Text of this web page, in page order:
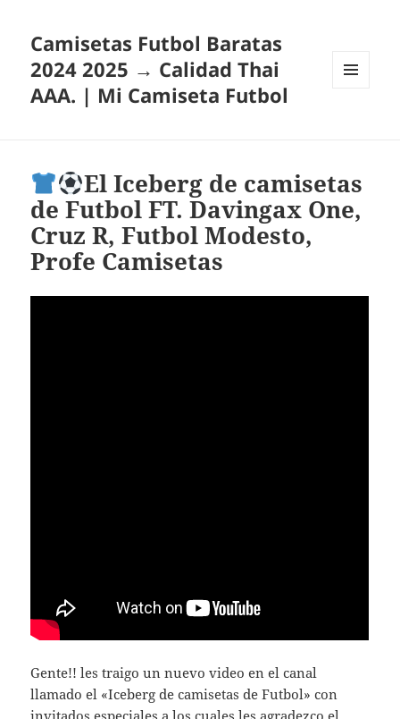
Camisetas Futbol Baratas
2024 2025 → Calidad Thai
AAA. | Mi Camiseta Futbol
El Iceberg de camisetas
de Futbol FT. Davingax One,
Cruz R, Futbol Modesto,
Profe Camisetas
Gente!! les traigo un nuevo video en el canal
llamado el «Iceberg de camisetas de Futbol» con